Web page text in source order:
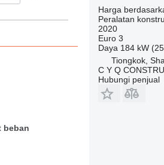
beban
Harga
Peralatan
2020
Euro 3
Daya 184 kW
Tiongkok,
C Y Q
Hubungi penjual